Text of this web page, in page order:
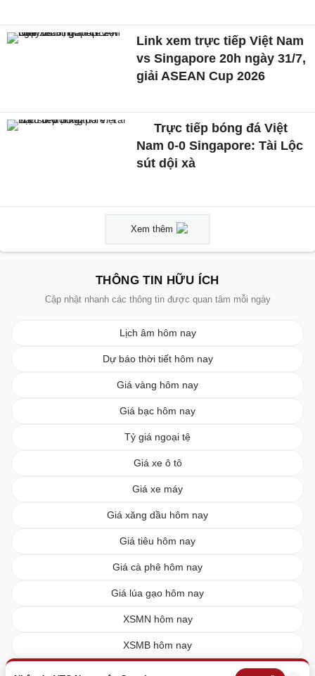
Link xem trực tiếp Việt Nam
vs Singapore 20h ngày 31/7,
giải ASEAN Cup 2026
Trực tiếp bóng đá Việt
Nam 0-0 Singapore: Tài Lộc
sút dội xà
Xem thêm
THÔNG TIN HỮU ÍCH
Cập nhật nhanh các thông tin được quan tâm mỗi ngày
Lịch âm hôm nay
Dự báo thời tiết hôm nay
Giá vàng hôm nay
Giá bạc hôm nay
Tỷ giá ngoại tệ
Giá xe ô tô
Giá xe máy
Giá xăng dầu hôm nay
Giá tiêu hôm nay
Giá cà phê hôm nay
Giá lúa gạo hôm nay
XSMN hôm nay
XSMB hôm nay